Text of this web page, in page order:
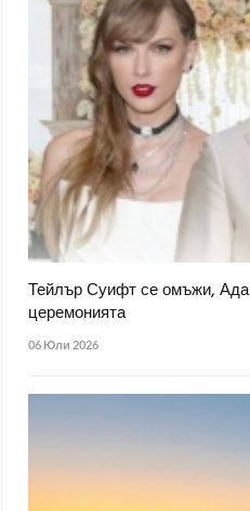
Тейлър Суифт се омъжи,
церемонията
06 Юли 2026